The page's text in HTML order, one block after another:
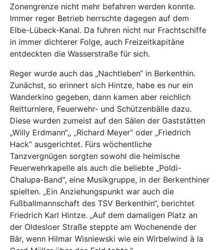
Zonengrenze nicht mehr befahren werden konnte.
Immer reger Betrieb herrschte dagegen auf dem
Elbe-Lübeck-Kanal. Da fuhren nicht nur Frachtschiffe
in immer dichterer Folge, auch Freizeitkapitäne
entdeckten die Wasserstraße für sich.
Reger wurde auch das „Nachtleben“ in Berkenthin.
Zunächst, so erinnert sich Hintze, habe es nur ein
Wanderkino gegeben, dann kamen aber reichlich
Reitturniere, Feuerwehr- und Schützenbälle dazu.
Diese wurden zumeist auf den Sälen der Gaststätten
„Willy Erdmann“,, „Richard Meyer“ oder „Friedrich
Hack“ ausgerichtet. Fürs wöchentliche
Tanzvergnügen sorgten sowohl die heimische
Feuerwehrkapelle als auch die beliebte „Poldi-
Chalupa-Band“, eine Musikgruppe, in der Berkenthiner
spielten. „Ein Anziehungspunkt war auch die
Fußballmannschaft des TSV Berkenthin“, berichtet
Friedrich Karl Hintze. „Auf dem damaligen Platz an
der Oldesloer Straße steppte am Wochenende der
Bär, wenn Hilmar Wisniewski wie ein Wirbelwind à la